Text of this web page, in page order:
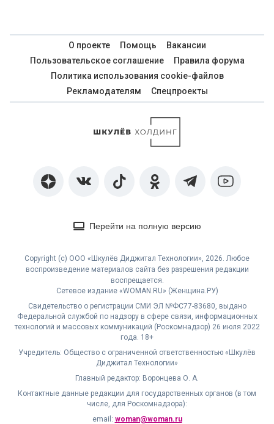
О проекте Помощь
Вакансии
Пользовательское соглашение
Правила форума
Политика использования cookie-файлов
Рекламодателям
Спецпроекты
Перейти на полную версию
Copyright (с) ООО «Шкулёв Диджитал Технологии», 2026. Любое
воспроизведение материалов сайта без разрешения редакции
воспрещается.
Сетевое издание «WOMAN.RU» (Женщина.РУ)
Свидетельство о регистрации СМИ ЭЛ №ФС77-83680, выдано
Федеральной службой по надзору в сфере связи, информационных
технологий и массовых коммуникаций (Роскомнадзор) 26 июля 2022
года. 18+
Учредитель: Общество с ограниченной ответственностью «Шкулёв
Диджитал Технологии»
Главный редактор: Воронцева О. А.
Контактные данные редакции для государственных органов (в том
числе, для Роскомнадзора):
email: woman@woman.ru